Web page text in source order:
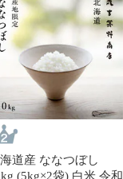
道産 ななつぼし
(5kg×2袋) 白米 令和